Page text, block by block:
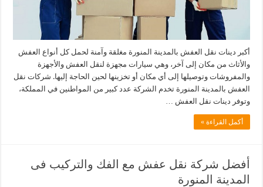
أكبر دينات نقل العفش بالمدينة المنورة مغلقة وآمنة لحمل كل أنواع العفش
والأثاث من مكان إلى آخر، وهي سيارات مجهزة لنقل العفش والأجهزة
والمفروشات وتوصيلها إلى أي مكان أو تخزينها لحين الحاجة إليها. شركات نقل
العفش بالمدينة المنورة تخدم الشركة عدد كبير من المواطنين في المملكة،
وتوفر دينات نقل العفش …
أكمل القراءة »
أفضل شركة نقل عفش مع الفك والتركيب فى
المدينة المنورة